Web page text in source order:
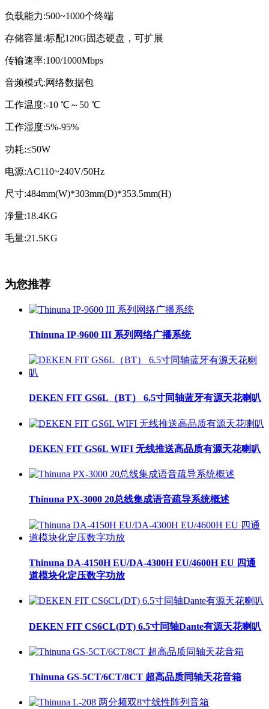
负载能力:500~1000个终端
存储容量:标配120G固态硬盘，可扩展
传输速率:100/1000Mbps
音频模式:网络数据包
工作温度:-10 ℃～50 ℃
工作湿度:5%-95%
功耗:≤50W
电源:AC110~240V/50Hz
尺寸:484mm(W)*303mm(D)*353.5mm(H)
净量:18.4KG
毛量:21.5KG
为您推荐
Thinuna IP-9600 III 系列网络广播系统
DEKEN FIT GS6L（BT） 6.5寸同轴蓝牙有源天花喇叭
DEKEN FIT GS6L WIFI 无线推送高品质有源天花喇叭
Thinuna PX-3000 20总线集成语音疏导系统概述
Thinuna DA-4150H EU/DA-4300H EU/4600H EU 四通
道模块化定压数字功放
DEKEN FIT CS6CL(DT) 6.5寸同轴Dante有源天花喇叭
Thinuna GS-5CT/6CT/8CT 超高品质同轴天花音箱